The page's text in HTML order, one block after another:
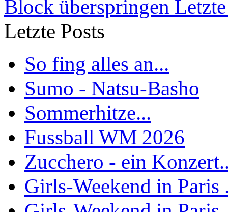
Block überspringen
Letzte Posts
So fing alles an...
Sumo - Natsu-Basho
Sommerhitze...
Fussball WM 2026
Zucchero - ein
Girls-Weekend in Paris